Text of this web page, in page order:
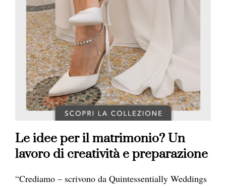
Le idee per il matrimonio? Un
lavoro di creatività e preparazione
“Crediamo – scrivono da Quintessentially Weddings